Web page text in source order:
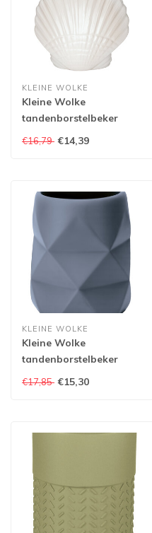
KLEINE WOLKE
Kleine Wolke
tandenborstelbeker
Concha
€16,79 €14,39
KLEINE WOLKE
Kleine Wolke
tandenborstelbeker
Crackle
€17,85 €15,30